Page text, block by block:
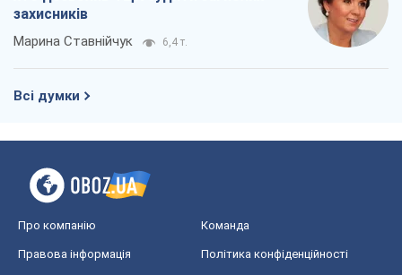
захисників
Марина Ставнійчук 6,4 т.
Всі думки
Про компанію Команда
Правова інформація Політика конфіденційності